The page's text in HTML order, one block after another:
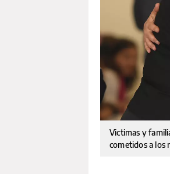
Victimas y
cometidos a los